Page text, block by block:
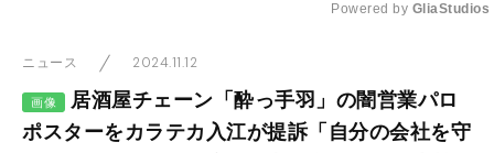
Powered by GliaStudios
ニュース 2024.11.12
画像
居酒屋チェーン「酔っ手羽」の闇営業パロ
ポスターをカラテカ入江が提訴「自分の会社を守